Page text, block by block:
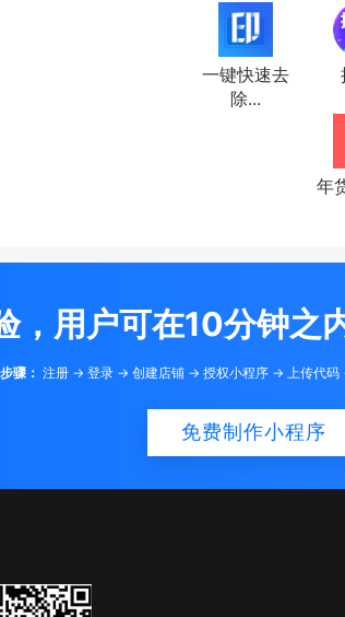
一键快速去
除...
年
，用户可在10分钟之
骤： 注册 -> 登录 -> 创建店铺 -> 授权小程序 -> 上传代
免费制作小程序